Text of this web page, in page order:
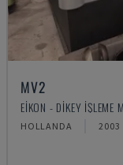
MV2
EIKON - DIKEY İŞLEME
HOLLANDA 2003